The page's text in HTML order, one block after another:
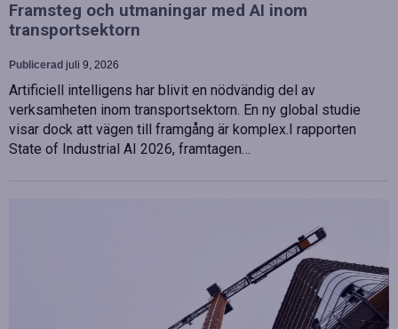
Framsteg och utmaningar med AI inom
transportsektorn
Publicerad juli 9, 2026
Artificiell intelligens har blivit en nödvändig del av
verksamheten inom transportsektorn. En ny global studie
visar dock att vägen till framgång är komplex.I rapporten
State of Industrial AI 2026, framtagen…